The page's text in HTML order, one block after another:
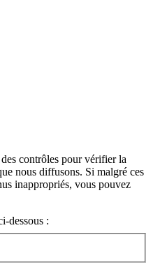
contrôles pour vérifier la
nous diffusons. Si malgré ces
inappropriés, vous pouvez
dessous :